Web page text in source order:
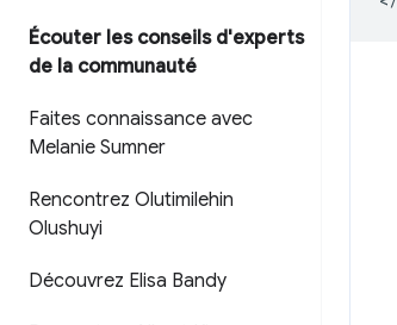
Écouter les conseils d'experts
de la communauté
Faites connaissance avec
Melanie Sumner
Rencontrez Olutimilehin
Olushuyi
Découvrez Elisa Bandy